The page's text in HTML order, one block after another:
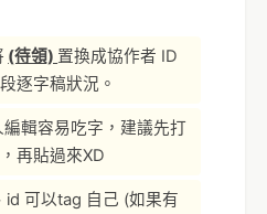
(待領) 置換成協作者 ID
逐字稿狀況。
編輯容易吃字，建議先打
再貼過來XD
id 可以tag 自己 (如果有